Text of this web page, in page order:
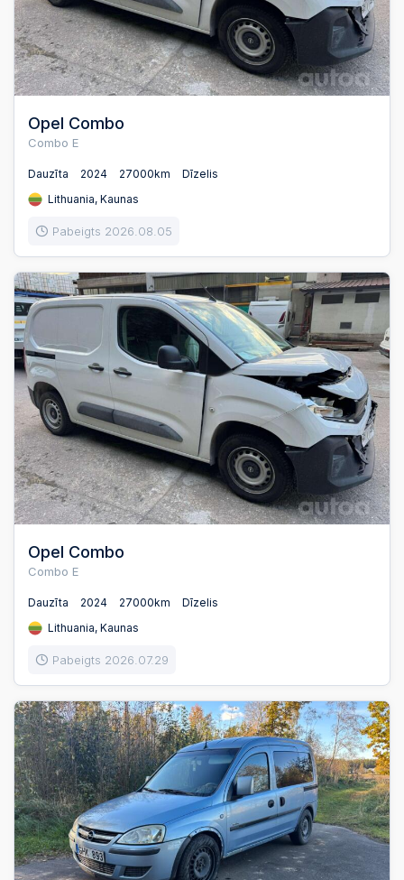
Opel Combo
Combo E
Dauzīta 2024 27000km
Dīzelis
Lithuania, Kaunas
Pabeigts 2026.08.05
Opel Combo
Combo E
Dauzīta 2024 27000km
Dīzelis
Lithuania, Kaunas
Pabeigts 2026.07.29